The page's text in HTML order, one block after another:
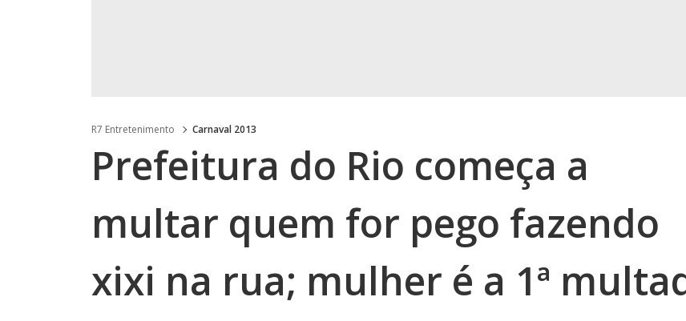
R7 Entretenimento Carnaval 2013
Prefeitura do Rio começa a
multar quem for pego fazendo
xixi na rua; mulher é a 1ª